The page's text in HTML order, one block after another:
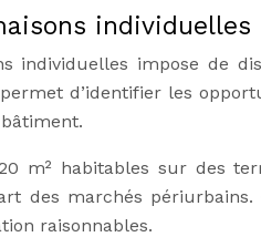
individuelles impose de
d’identifier les
m² habitables sur des
des marchés
raisonnables.